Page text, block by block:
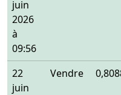
juin
2026
à
09:56
22
juin
Vendre